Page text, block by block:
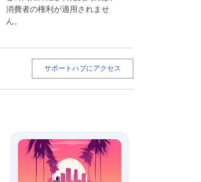
消費者の権利が適用されませ
ん。
サポートハブにアクセス